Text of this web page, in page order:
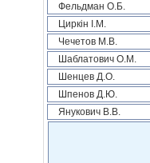
Фельдман О.Б.
Циркін І.М.
Чечетов М.В.
Шаблатович О.М.
Шенцев Д.О.
Шпенов Д.Ю.
Янукович В.В.